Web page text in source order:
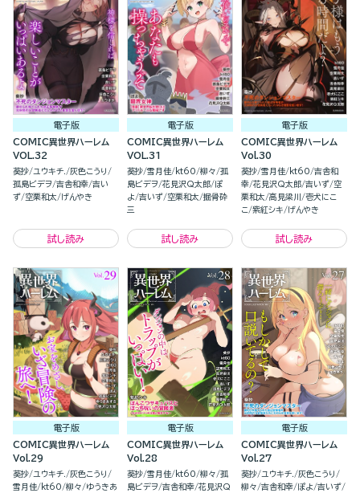
電子版
COMIC異世界ハーレム
VOL.32
葵抄 ユウキチ. 灰色こうり
孤島ビデヲ 吉舎和幸 吉い
ず 空栗和太 げんやき
試し読み
電子版
COMIC異世界ハーレム
VOL.31
葵抄 雪月佳 kt60 柳々 孤
島ビデヲ 花見沢Q太郎 ぽ
よ 吉いず 空栗和太 掘骨砕
三
試し読み
電子版
COMIC異世界ハーレム
Vol.30
葵抄 雪月佳 kt60 吉舎和
幸 花見沢Q太郎 吉いず 空
栗和太 高見梁川
壱犬にこ
こ 紫紅シキ げんやき
試し読み
電子版
COMIC異世界ハーレム
Vol.29
葵抄 ユウキチ. 灰色こうり
雪月佳
kt60 柳々
ゆうきあ
電子版
COMIC異世界ハーレム
Vol.28
葵抄 雪月佳 kt60 柳々 孤
島ビデヲ 吉舎和幸 花見沢Q
電子版
COMIC異世界ハーレム
Vol.27
葵抄 ユウキチ. 灰色こうり
柳々 吉舎和幸 ぽよ 吉いず